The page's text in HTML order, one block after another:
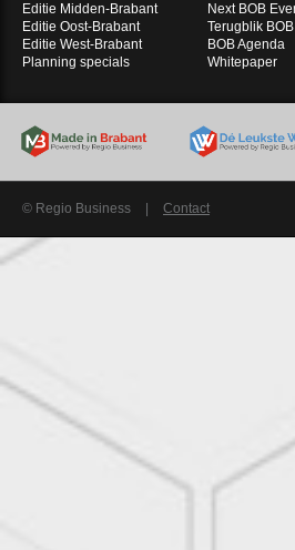
Editie Midden-Brabant
Editie Oost-Brabant
Editie West-Brabant
Planning specials
Next BOB
Terugblik
BOB Agenda
Whitepaper
© Regio Business Contact